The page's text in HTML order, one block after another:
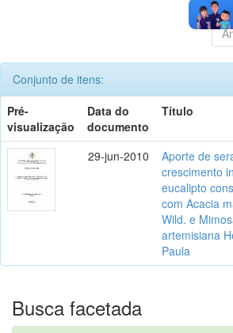
Conjunto de itens:
Pré-
visualização
Data do
documento
Título
29-jun-2010
Aporte de
crescimento
eucalipto
com Acacia
Wild. e
artemisiana
Paula
Busca facetada